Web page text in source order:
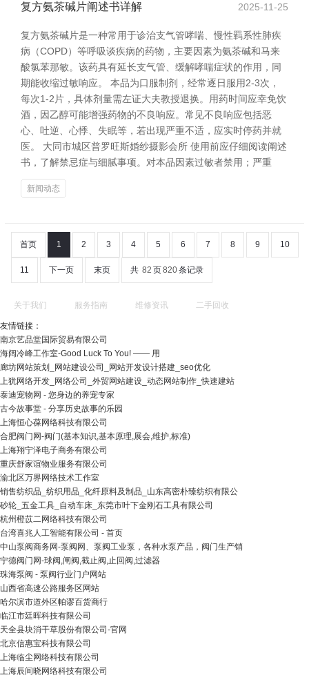
复方氨茶碱片阐述书详解 2025-11-25
复方氨茶碱片是一种常用于诊治支气管哮喘、慢性羁系性肺疾
病（COPD）等呼吸谈疾病的药物，主要因素为氨茶碱和马来
酸氯苯那敏。该药具有延长支气管、缓解哮喘症状的作用，同
期能收缩过敏响应。 本品为口服制剂，经常逐日服用2-3次，
每次1-2片，具体剂量需左证大夫教授退换。用药时间应幸免饮
酒，因乙醇可能增强药物的不良响应。常见不良响应包括恶
心、吐逆、心悸、失眠等，若出现严重不适，应实时停药并就
医。 大同市城区普罗旺斯婚纱摄影会所 使用前应仔细阅读阐述
书，了解禁忌症与细腻事项。对本品因素过敏者禁用；严重
新闻动态
首页 1 2 3 4 5 6 7 8 9 10
11 下一页 末页 共 82 页820条记录
关于我们 服务指南 维修资讯 二手回收
友情链接：
南京艺品堂国际贸易有限公司
海阔冷峰工作室-Good Luck To You! —— 用
廊坊网站策划_网站建设公司_网站开发设计搭建_seo优化
上犹网络开发_网络公司_外贸网站建设_动态网站制作_快速建站
泰迪宠物网 - 您身边的养宠专家
古今故事堂 - 分享历史故事的乐园
上海恒心葆网络科技有限公司
合肥阀门网-阀门(基本知识,基本原理,展会,维护,标准)
上海翔宁泽电子商务有限公司
重庆舒家谊物业服务有限公司
渝北区万界网络技术工作室
销售纺织品_纺织用品_化纤原料及制品_山东高密朴臻纺织有限公
砂轮_五金工具_自动车床_东莞市叶下金刚石工具有限公司
杭州橙苡二网络科技有限公司
台湾喜兆人工智能有限公司 - 首页
中山泵阀商务网-泵阀网、泵阀工业泵，各种水泵产品，阀门生产销
宁德阀门网-球阀,闸阀,截止阀,止回阀,过滤器
珠海泵阀 - 泵阀行业门户网站
山西省高速公路服务区网站
哈尔滨市道外区帕谬百货商行
临江市廷晖科技有限公司
天全县块消干草股份有限公司-官网
北京信惠宝科技有限公司
上海临尘网络科技有限公司
上海辰间晓网络科技有限公司